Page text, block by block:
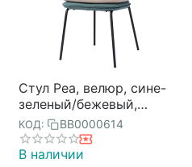
Стул Pea, велюр, сине-
зеленый/бежевый,
Bergenson Bjorn
КОД: BB0000614
В наличии